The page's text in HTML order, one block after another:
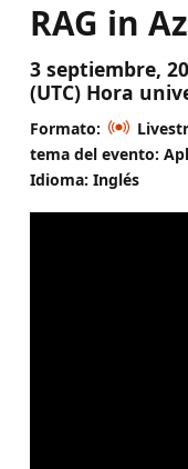
RAG in
3 septiembre,
(UTC) Hora
Formato:
tema del evento:
Idioma: Inglés